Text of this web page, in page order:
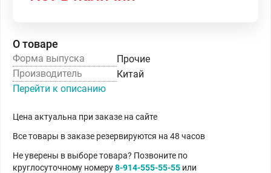
О товаре
Форма выпуска
Прочие
Производитель
Китай
Перейти к описанию
Цена актуальна при заказе на сайте
Все товары в заказе резервируются на 48 часов
Не уверены в выборе товара? Позвоните по
круглосуточному номеру8-914-555-55-55 или